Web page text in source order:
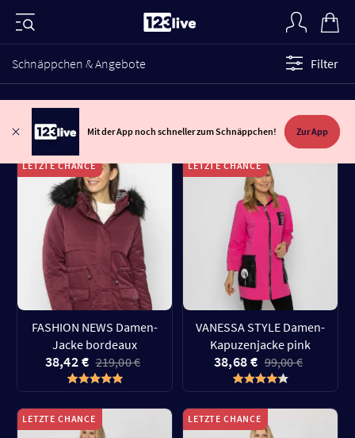
Schnäppchen & Angebote Filter
Mit der App noch schneller zum Schnäppchen! Zur App
LETZTE CHANCE
FASHION NEWS Damen-
Jacke bordeaux
38,42 € 219,00 €
LETZTE CHANCE
VANESSA STYLE Damen-
Kapuzenjacke pink
38,68 € 99,00 €
LETZTE CHANCE LETZTE CHANCE